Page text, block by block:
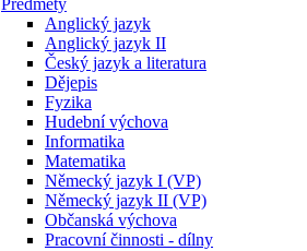
Předměty
Anglický jazyk
Anglický jazyk II
Český jazyk a literatura
Dějepis
Fyzika
Hudební výchova
Informatika
Matematika
Německý jazyk I (VP)
Německý jazyk II (VP)
Občanská výchova
Pracovní činnosti - dílny